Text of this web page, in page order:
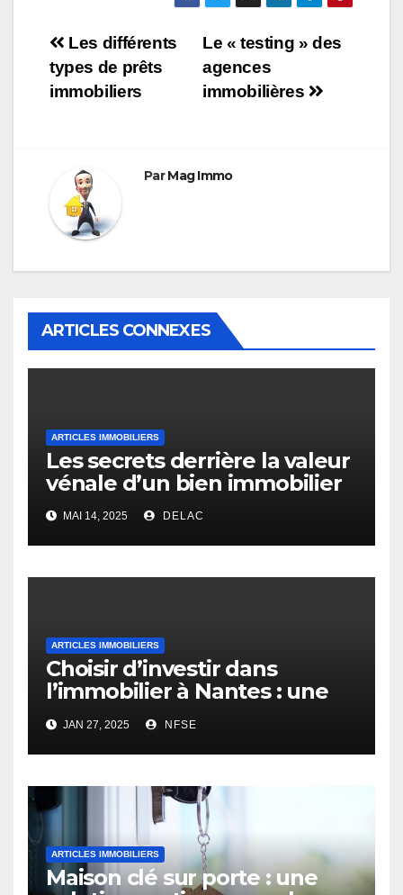
Navigation
de
Le « testing » des
agences
immobilières
Les différents
types de prêts
immobiliers
ParMag Immo
ARTICLES CONNEXES
ARTICLES IMMOBILIERS
Les secrets derrière la valeur
vénale d’un bien immobilier
MAI 14, 2025 DELAC
ARTICLES IMMOBILIERS
Choisir d’investir dans
l’immobilier à Nantes : une
opportunité rentable
JAN 27, 2025 NFSE
ARTICLES IMMOBILIERS
Maison clé sur porte : une